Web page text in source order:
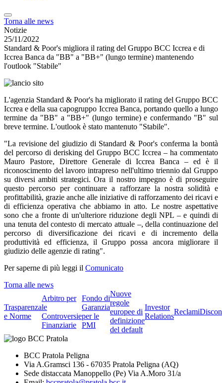
Torna alle news
Notizie
25/11/2022
Standard & Poor's migliora il rating del Gruppo BCC Iccrea e di
Iccrea Banca da "BB" a "BB+" (lungo termine) mantenendo
l'outlook "Stabile"
L'agenzia Standard & Poor's ha migliorato il rating del Gruppo BCC
Iccrea e della sua capogruppo Iccrea Banca, portando quello a lungo
termine da "BB" a "BB+" (lungo termine) e confermando "B" sul
breve termine. L'outlook è stato mantenuto "Stabile".
"La revisione del giudizio di Standard & Poor's conferma la bontà
del percorso di derisking del Gruppo BCC Iccrea – ha commentato
Mauro Pastore, Direttore Generale di Iccrea Banca – ed è il
riconoscimento del lavoro intrapreso nell'ultimo triennio dal Gruppo
su diversi ambiti strategici. Ora il nostro impegno è di proseguire
questo percorso per continuare a rafforzare la nostra solidità e
profittabilità, grazie anche alle iniziative di rafforzamento dei ricavi e
di efficienza operativa che abbiamo in atto. Le nostre aspettative
sono che a fronte di un'ulteriore riduzione degli NPL – e quindi di
una tenuta del contesto di mercato attuale –, della continuazione del
percorso di diversificazione dei ricavi e di incremento della
produttività ed efficienza, il Gruppo possa ancora migliorare il
giudizio delle agenzie di rating".
Per saperne di più leggi il Comunicato
Torna alle news
Trasparenza
e Norme
Arbitro per
le
Controversie
Finanziarie
Fondo di
Garanzia
per le
PMI
Nuove
regole
europee di
definizione
del default
Investor
Relations
Reclami
BCC Pratola Peligna
Via A.Gramsci 136 - 67035 Pratola Peligna (AQ)
Sede distaccata Manoppello (Pe) Via A.Moro 31/a